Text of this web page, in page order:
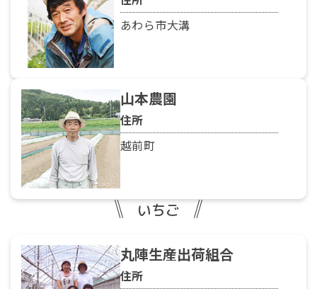
あわら市大溝
山本農園
住所
越前町
いちご
丸陣生産出荷組合
住所